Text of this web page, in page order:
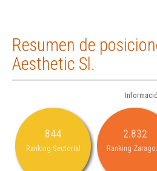
Resumen de
Aesthetic Sl.
844
Ranking Sectorial
2.832
Ranking